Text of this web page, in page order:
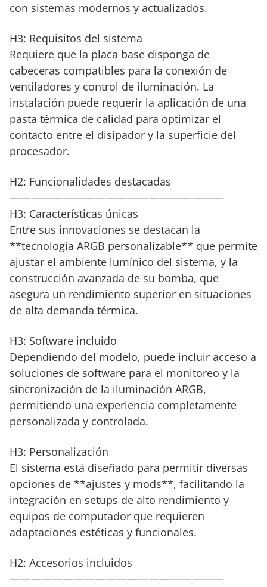
con sistemas modernos y actualizados.
H3: Requisitos del sistema
Requiere que la placa base disponga de
cabeceras compatibles para la conexión de
ventiladores y control de iluminación. La
instalación puede requerir la aplicación de una
pasta térmica de calidad para optimizar el
contacto entre el disipador y la superficie del
procesador.
H2: Funcionalidades destacadas
————————————————————
H3: Características únicas
Entre sus innovaciones se destacan la
**tecnología ARGB personalizable** que permite
ajustar el ambiente lumínico del sistema, y la
construcción avanzada de su bomba, que
asegura un rendimiento superior en situaciones
de alta demanda térmica.
H3: Software incluido
Dependiendo del modelo, puede incluir acceso a
soluciones de software para el monitoreo y la
sincronización de la iluminación ARGB,
permitiendo una experiencia completamente
personalizada y controlada.
H3: Personalización
El sistema está diseñado para permitir diversas
opciones de **ajustes y mods**, facilitando la
integración en setups de alto rendimiento y
equipos de computador que requieren
adaptaciones estéticas y funcionales.
H2: Accesorios incluidos
————————————————————